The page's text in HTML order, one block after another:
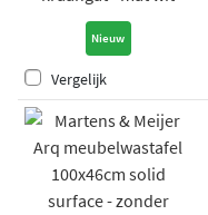
Nieuw
Vergelijk